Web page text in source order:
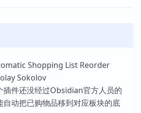
Shopping List Reorder
Sokolov
插件还没经过Obsidian官方人员的
自动把已购物品移到对应板块的底